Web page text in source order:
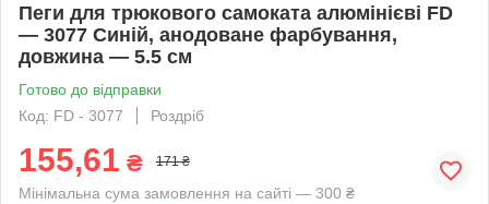
Пеги для трюкового самоката алюмінієві FD
— 3077 Синій, анодоване фарбування,
довжина — 5.5 см
Готово до відправки
Код: FD - 3077
Роздріб
155,61 ₴ 171 ₴
Мінімальна сума замовлення на сайті — 300 ₴